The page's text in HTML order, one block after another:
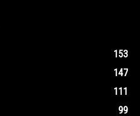
153
147
111
99